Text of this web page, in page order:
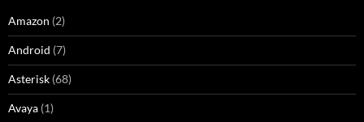
Amazon (2)
Android (7)
Asterisk (68)
Avaya (1)